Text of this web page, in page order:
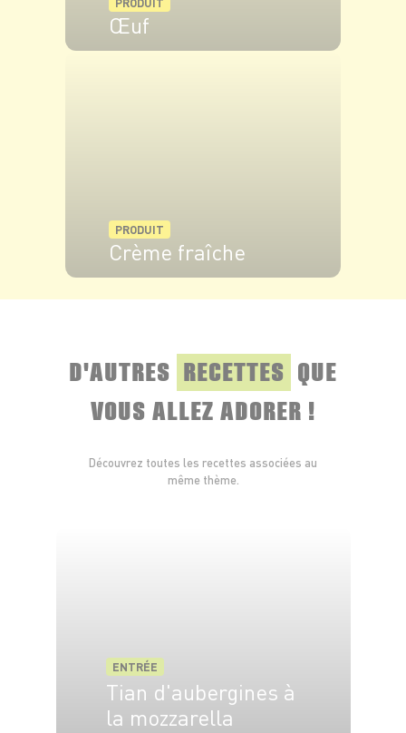
PRODUIT
Œuf
PRODUIT
Crème fraîche
D'AUTRES RECETTES QUE
VOUS ALLEZ ADORER !
Découvrez toutes les recettes associées au
même thème.
ENTRÉE
Tian d'aubergines à
la mozzarella